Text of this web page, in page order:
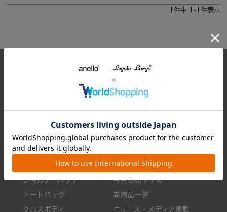
件中 -1 件表示
全てのアイテム
リュック/バックパック
ショルダーバッグ
トートバッグ
クロスボディ
ランキング
今月のおすすめ
新商品一覧
ニュース・メディア掲載